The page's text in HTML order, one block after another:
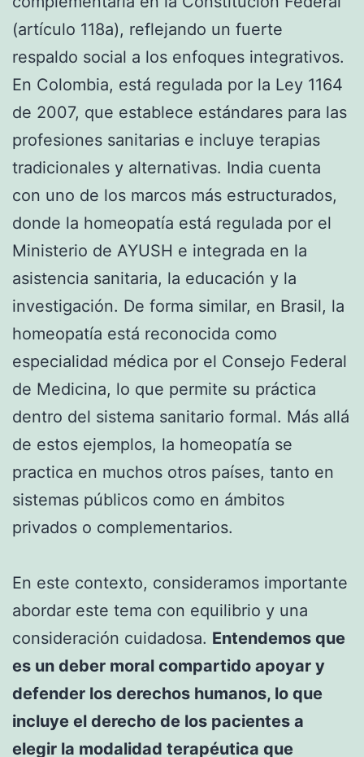
(artículo 118a), reflejando un fuerte
respaldo social a los enfoques integrativos.
En Colombia, está regulada por la Ley 1164
de 2007, que establece estándares para las
profesiones sanitarias e incluye terapias
tradicionales y alternativas. India cuenta
con uno de los marcos más estructurados,
donde la homeopatía está regulada por el
Ministerio de AYUSH e integrada en la
asistencia sanitaria, la educación y la
investigación. De forma similar, en Brasil, la
homeopatía está reconocida como
especialidad médica por el Consejo Federal
de Medicina, lo que permite su práctica
dentro del sistema sanitario formal. Más allá
de estos ejemplos, la homeopatía se
practica en muchos otros países, tanto en
sistemas públicos como en ámbitos
privados o complementarios.
En este contexto, consideramos importante
abordar este tema con equilibrio y una
consideración cuidadosa. Entendemos que
es un deber moral compartido apoyar y
defender los derechos humanos, lo que
incluye el derecho de los pacientes a
elegir la modalidad terapéutica que